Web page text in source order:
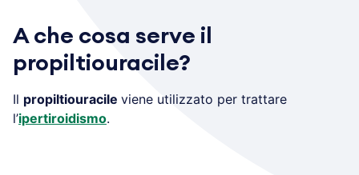
A che cosa serve il
propiltiouracile?
Il propiltiouracile viene utilizzato per trattare
l’ipertiroidismo.